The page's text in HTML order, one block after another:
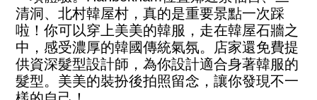
清洞、北村韓屋村，真的是重要景點一次踩
啦！你可以穿上美美的韓服，走在韓屋石牆之
中，感受濃厚的韓國傳統氣氛。店家還免費提
供資深髮型設計師，為你設計適合身著韓服的
髮型。美美的裝扮後拍照留念，讓你發現不一